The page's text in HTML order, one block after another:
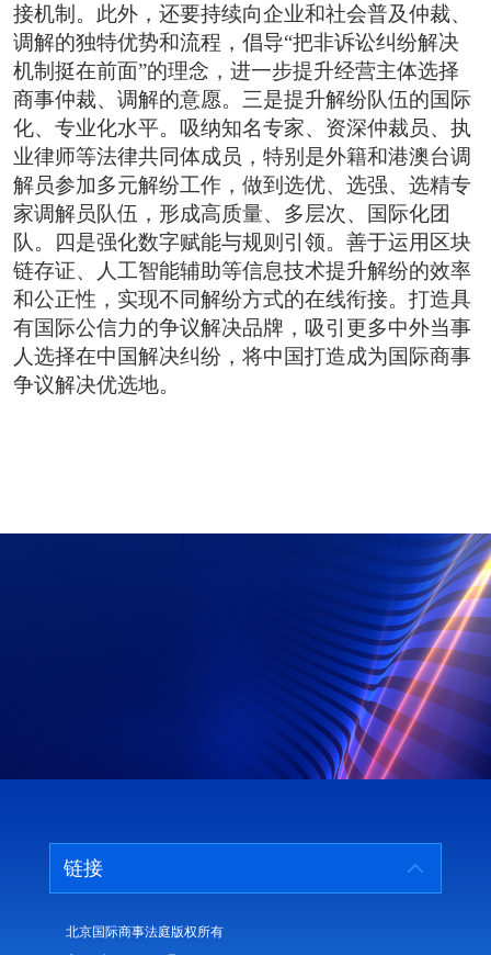
接机制。此外，还要持续向企业和社会普及仲裁、
调解的独特优势和流程，倡导“把非诉讼纠纷解决
机制挺在前面”的理念，进一步提升经营主体选择
商事仲裁、调解的意愿。三是提升解纷队伍的国际
化、专业化水平。吸纳知名专家、资深仲裁员、执
业律师等法律共同体成员，特别是外籍和港澳台调
解员参加多元解纷工作，做到选优、选强、选精专
家调解员队伍，形成高质量、多层次、国际化团
队。四是强化数字赋能与规则引领。善于运用区块
链存证、人工智能辅助等信息技术提升解纷的效率
和公正性，实现不同解纷方式的在线衔接。打造具
有国际公信力的争议解决品牌，吸引更多中外当事
人选择在中国解决纠纷，将中国打造成为国际商事
争议解决优选地。
链接
北京国际商事法庭版权所有